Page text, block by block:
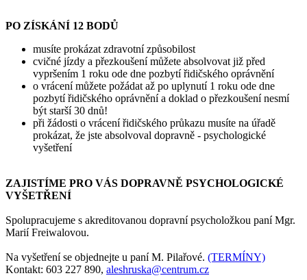
PO ZÍSKÁNÍ 12 BODŮ
musíte prokázat zdravotní způsobilost
cvičné jízdy a přezkoušení můžete absolvovat již před
vypršením 1 roku ode dne pozbytí řidičského oprávnění
o vrácení můžete požádat až po uplynutí 1 roku ode dne
pozbytí řidičského oprávnění a doklad o přezkoušení nesmí
být starší 30 dnů!
při žádosti o vrácení řidičského průkazu musíte na úřadě
prokázat, že jste absolvoval dopravně - psychologické
vyšetření
ZAJISTÍME PRO VÁS DOPRAVNĚ PSYCHOLOGICKÉ
VYŠETŘENÍ
Spolupracujeme s akreditovanou dopravní psycholožkou paní Mgr.
Marií Freiwalovou.
Na vyšetření se objednejte u paní M. Pilařové. (TERMÍNY)
Kontakt: 603 227 890, aleshruska@centrum.cz